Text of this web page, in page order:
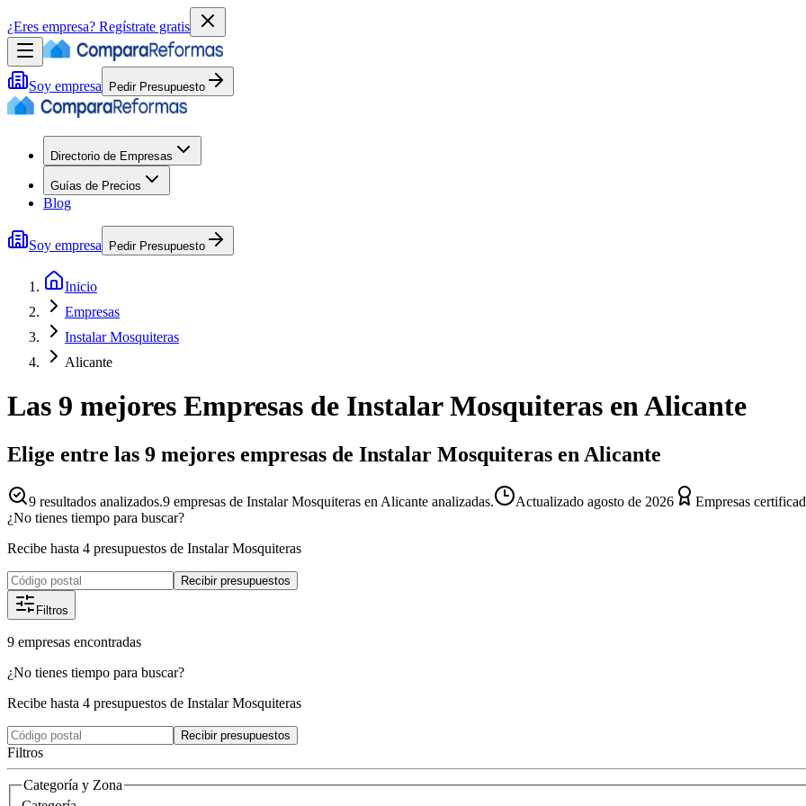
¿Eres empresa? Regístrate gratis
Soy empresa Pedir Presupuesto
Directorio de Empresas
Guías de Precios
Blog
Soy empresa Pedir Presupuesto
Inicio
Empresas
Instalar Mosquiteras
Alicante
Las 9 mejores Empresas de Instalar Mosquiteras enAlicante
Elige entre las 9 mejores empresas de Instalar Mosquiteras en Alicante
9 resultados analizados.9 empresas de Instalar Mosquiteras en Alicante analizadas. Actualizado agosto de 2026
Empresas
¿No tienes tiempo para buscar?
Recibe hasta 4 presupuestos de Instalar Mosquiteras
Recibir presupuestos
Filtros
9 empresas encontradas
¿No tienes tiempo para buscar?
Recibe hasta 4 presupuestos de Instalar Mosquiteras
Recibir presupuestos
Filtros
Categoría y Zona